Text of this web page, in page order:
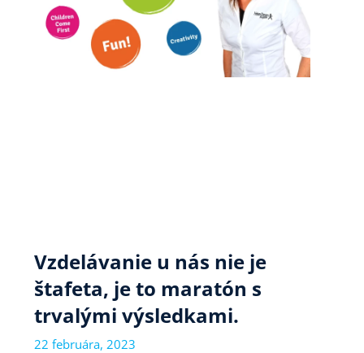
Vzdelávanie u nás nie je
štafeta, je to maratón s
trvalými výsledkami.
22 februára, 2023